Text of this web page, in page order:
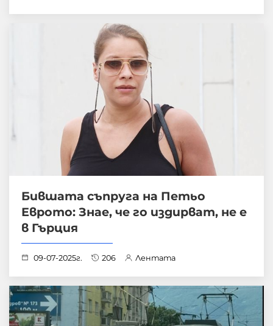
Бившата съпруга на Петьо
Еврото: Знае, че го издирват, не е
в Гърция
09-07-2025г. 206 Лентата